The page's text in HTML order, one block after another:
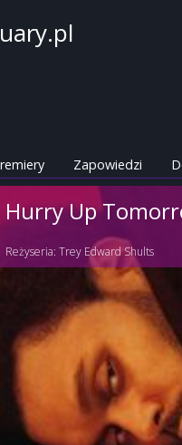
Zapowiedzi
Hurry Up
Reżyseria:Trey Edward Shults